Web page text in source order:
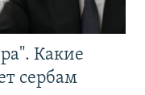
Какие
сербам